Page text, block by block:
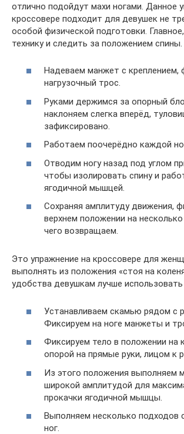
отлично подойдут махи ногами. Данное
кроссовере подходит для девушек не
особой физической подготовки.
технику и следить за положением спины.
Надеваем манжет с креплением,
нагрузочный трос.
Руками держимся за опорный
наклоняем слегка вперёд,
зафиксировано.
Работаем поочерёдно каждой
Отводим ногу назад под углом
чтобы изолировать спину и
ягодичной мышцей.
Сохраняя амплитуду движения,
верхнем положении на
чего возвращаем.
Это упражнение на кроссовере для
выполнять из положения «стоя на
удобства девушкам лучше
Устанавливаем скамью рядом с
Фиксируем на ноге манжеты и
Фиксируем тело в положении на
опорой на прямые руки, лицом к
Из этого положения выполняем
широкой амплитудой для
прокачки ягодичной мышцы.
Выполняем несколько подходов
ног.